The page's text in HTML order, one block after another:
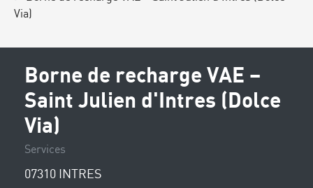
Via)
Borne de recharge VAE –
Saint Julien d'Intres (Dolce
Via)
Services
07310 INTRES